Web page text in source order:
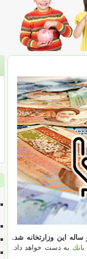
بانك به دست خواهد داد.